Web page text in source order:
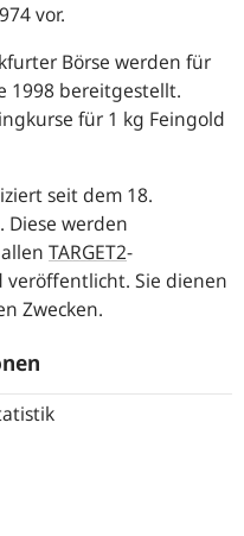
vor.
Börse werden für
1998 bereitgestellt.
für 1 kg Feingold
seit dem 18.
Diese werden
TARGET2-
Sie dienen
Zwecken.